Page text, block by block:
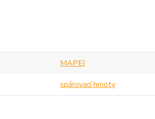
MAPEI
spárovací hmoty